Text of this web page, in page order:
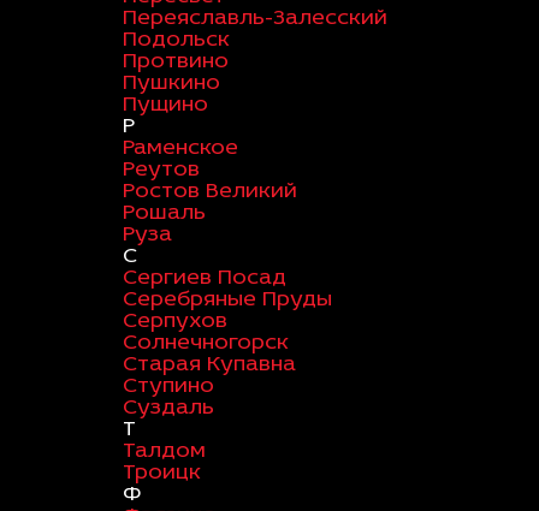
Переяславль-Залесский
Подольск
Протвино
Пушкино
Пущино
Р
Раменское
Реутов
Ростов Великий
Рошаль
Руза
С
Сергиев Посад
Серебряные Пруды
Серпухов
Солнечногорск
Старая Купавна
Ступино
Суздаль
Т
Талдом
Троицк
Ф